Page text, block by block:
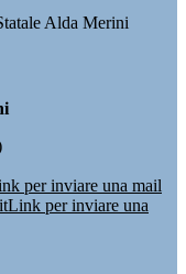
Alda Merini
per inviare una mail
Link per inviare una